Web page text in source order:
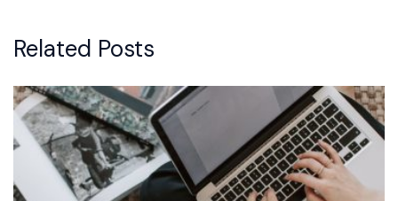
Related Posts